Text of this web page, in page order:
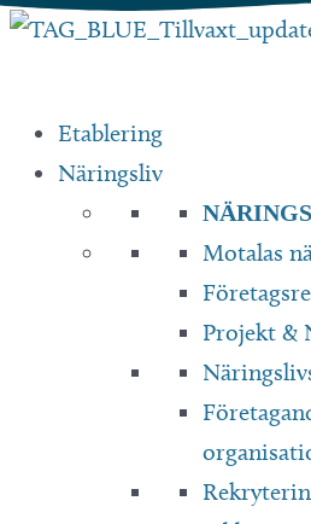
Hoppa
Etablering
Näringsliv
Motalas
Projekt &